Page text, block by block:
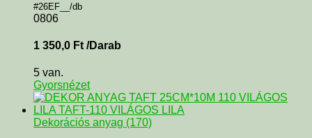
#26EF__/db
0806
1 350,0 Ft /Darab
5 van.
Gyorsnézet
Dekorációs anyag (170)